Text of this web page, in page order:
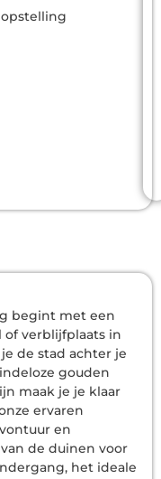
begint met een
verblijfplaats in
de stad achter je
gouden
maak je je klaar
ervaren
en
de duinen voor
het ideale